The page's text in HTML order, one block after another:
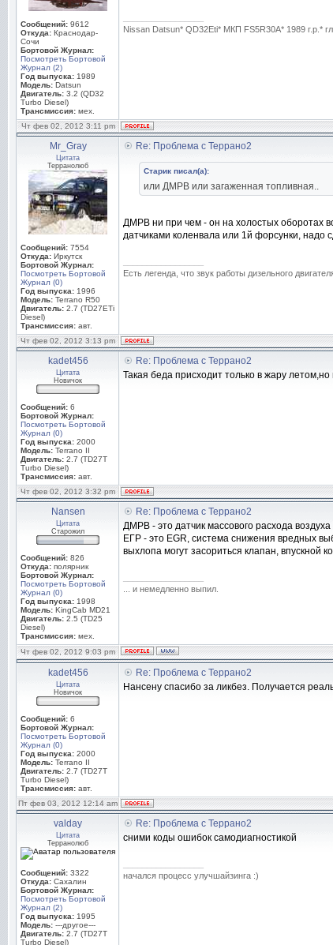
Сообщений: 9612
Откуда: Краснодар-
Сочи
Бортовой Журнал:
Посмотреть Бортовой
Журнал (2)
Год выпуска: 1989
Модель: Datsun
Двигатель: 3.2 (QD32
Turbo Diesel)
Трансмиссия: мех.
Nissan Datsun* QD32Eti* МКП FS5R30A* 1989 г.р.*
Чт фев 02, 2012 3:11 pm
Mr_Gray
Цитата
Терранолюб
Сообщений: 7554
Откуда: Иркутск
Бортовой Журнал:
Посмотреть Бортовой
Журнал (0)
Год выпуска: 1996
Модель: Terrano R50
Двигатель: 2.7 (TD27ETi
Diesel)
Трансмиссия: авт.
Re: Проблема с Террано2
Старик писал(а):
или ДМРВ или загаженная топливная..
ДМРВ ни при чем - он на холостых оборотах
датчиками коленвала или 1й форсунки, надо
Есть легенда, что звук работы дизельного
Чт фев 02, 2012 3:13 pm
kadet456
Цитата
Новичок
Сообщений: 6
Бортовой Журнал:
Посмотреть Бортовой
Журнал (0)
Год выпуска: 2000
Модель: Terrano II
Двигатель: 2.7 (TD27T
Turbo Diesel)
Трансмиссия: авт.
Re: Проблема с Террано2
Такая беда присходит только в жару
Чт фев 02, 2012 3:32 pm
Nansen
Цитата
Старожил
Сообщений: 826
Откуда: полярник
Бортовой Журнал:
Посмотреть Бортовой
Журнал (0)
Год выпуска: 1998
Модель: KingCab MD21
Двигатель: 2.5 (TD25
Diesel)
Трансмиссия: мех.
Re: Проблема с Террано2
ДМРВ - это датчик массового расхода
ЕГР - это EGR, система снижения вредных
выхлопа могут засориться клапан, впускной
... и немедленно выпил.
Чт фев 02, 2012 9:03 pm
kadet456
Цитата
Новичок
Сообщений: 6
Бортовой Журнал:
Посмотреть Бортовой
Журнал (0)
Год выпуска: 2000
Модель: Terrano II
Двигатель: 2.7 (TD27T
Turbo Diesel)
Трансмиссия: авт.
Re: Проблема с Террано2
Нансену спасибо за ликбез. Получается
Пт фев 03, 2012 12:14 am
valday
Цитата
Терранолюб
Сообщений: 3322
Откуда: Сахалин
Бортовой Журнал:
Посмотреть Бортовой
Журнал (2)
Год выпуска: 1995
Модель: ---другое---
Двигатель: 2.7 (TD27T
Turbo Diesel)
Re: Проблема с Террано2
сними коды ошибок самодиагностикой
начался процесс улучшайзинга :)